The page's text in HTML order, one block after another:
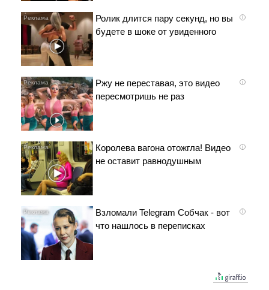
i
Ролик длится пару секунд, но вы
будете в шоке от увиденного
i
Ржу не переставая, это видео
пересмотришь не раз
i
Королева вагона отожгла! Видео
не оставит равнодушным
i
Взломали Telegram Собчак - вот
что нашлось в переписках